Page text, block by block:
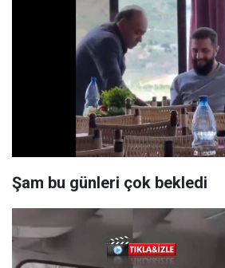
Şam bu günleri çok bekledi